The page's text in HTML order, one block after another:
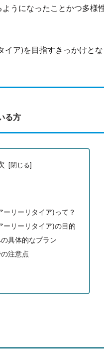
うになったことかつ多様
ア)を目指すきっかけと
る方
リーリタイア)って？
ーリーリタイア)の目的
具体的なプラン
注意点